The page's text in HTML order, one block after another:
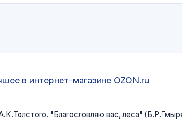
в интернет-магазине OZON.ru
"Благословляю вас, леса"